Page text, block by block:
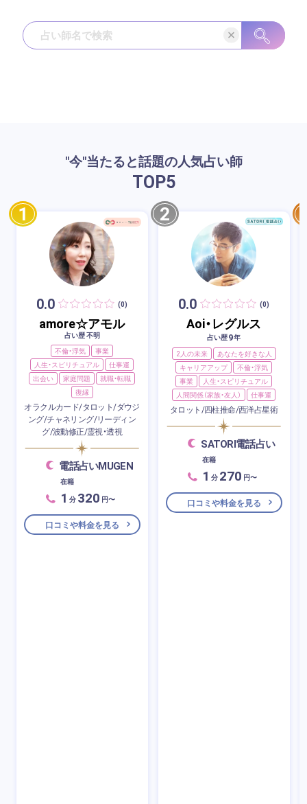
"今"当たると話題の人気占い師
TOP5
1
0.0 (0)
amore☆アモル
占い歴 不明
不倫・浮気
事業
人生・スピリチュアル
仕事運
出会い
家庭問題
就職・転職
復縁
オラクルカード/タロット/ダウジ
ング/チャネリング/リーディン
グ/波動修正/霊視・透視
電話占いMUGEN
在籍
1 分 320 円〜
口コミや料金を見る
2
0.0 (0)
Aoi・レグルス
占い歴9年
2人の未来
あなたを好きな人
キャリアアップ
不倫・浮気
事業
人生・スピリチュアル
人間関係（家族・友人）
仕事運
タロット/四柱推命/西洋占星術
SATORI電話占い
在籍
1 分 270 円〜
口コミや料金を見る